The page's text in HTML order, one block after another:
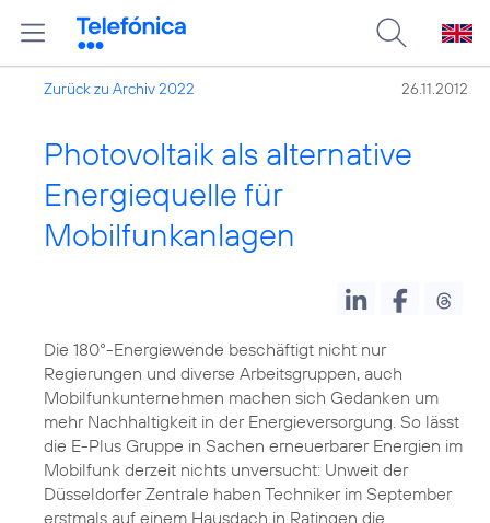
Zurück zu Archiv 2022 26.11.2012
Photovoltaik als alternative
Energiequelle für
Mobilfunkanlagen
Die 180°-Energiewende beschäftigt nicht nur
Regierungen und diverse Arbeitsgruppen, auch
Mobilfunkunternehmen machen sich Gedanken um
mehr Nachhaltigkeit in der Energieversorgung. So lässt
die E-Plus Gruppe in Sachen erneuerbarer Energien im
Mobilfunk derzeit nichts unversucht: Unweit der
Düsseldorfer Zentrale haben Techniker im September
erstmals auf einem Hausdach in Ratingen die